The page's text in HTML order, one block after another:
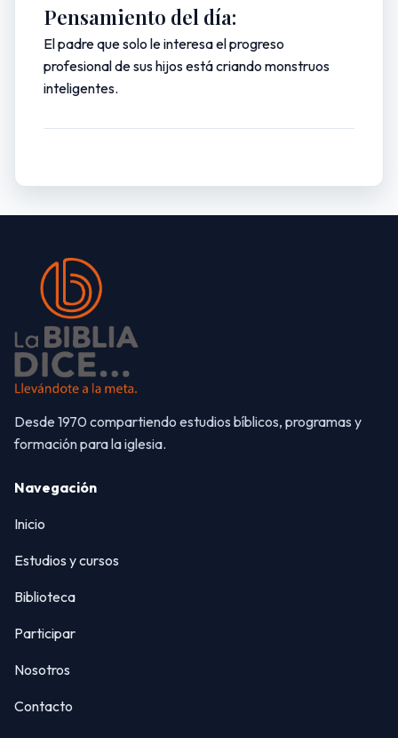
Pensamiento del día:
El padre que solo le interesa el progreso
profesional de sus hijos está criando monstruos
inteligentes.
Desde 1970 compartiendo estudios bíblicos, programas y
formación para la iglesia.
Navegación
Inicio
Estudios y cursos
Biblioteca
Participar
Nosotros
Contacto